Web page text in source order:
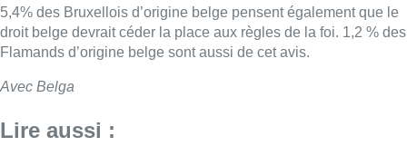
5,4% des Bruxellois d’origine belge pensent également que le
droit belge devrait céder la place aux règles de la foi. 1,2 % des
Flamands d’origine belge sont aussi de cet avis.
Avec Belga
Lire aussi :